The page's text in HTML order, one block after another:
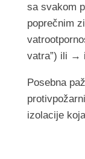
sa svakom
poprečnim
vatra”) ili →
Posebna
izolacije